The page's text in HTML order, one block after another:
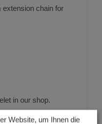
chain for
in our shop.
Website, um Ihnen die